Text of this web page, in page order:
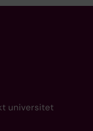
universitet